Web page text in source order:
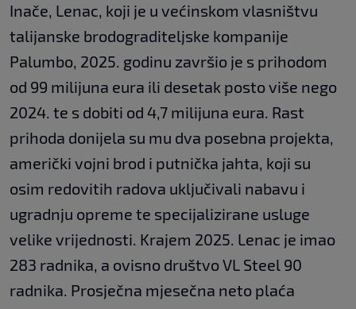
Inače, Lenac, koji je u većinskom vlasništvu
talijanske brodograditeljske kompanije
Palumbo, 2025. godinu završio je s prihodom
od 99 milijuna eura ili desetak posto više nego
2024. te s dobiti od 4,7 milijuna eura. Rast
prihoda donijela su mu dva posebna projekta,
američki vojni brod i putnička jahta, koji su
osim redovitih radova uključivali nabavu i
ugradnju opreme te specijalizirane usluge
velike vrijednosti. Krajem 2025. Lenac je imao
283 radnika, a ovisno društvo VL Steel 90
radnika. Prosječna mjesečna neto plaća